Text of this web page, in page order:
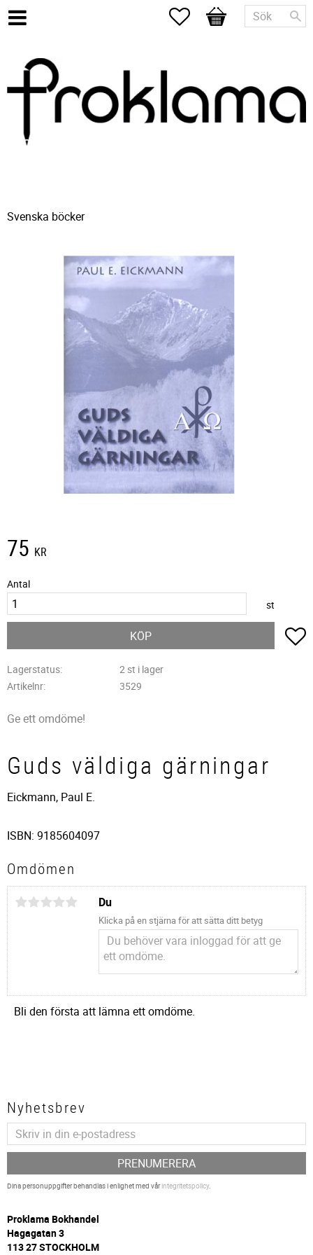
Favoriter
Kundvagn
Svenska böcker
75 KR
Antal
st
KÖP
Lagerstatus
2 st i lager
Artikelnr
3529
Ge ett omdöme!
Guds väldiga gärningar
Eickmann, Paul E.
ISBN: 9185604097
Omdömen
Du
Klicka på en stjärna för att sätta ditt betyg
Bli den första att lämna ett omdöme.
Nyhetsbrev
PRENUMERERA
Dina personuppgifter behandlas i enlighet med vårintegritetspolicy.
Proklama Bokhandel
Hagagatan 3
113 27 STOCKHOLM